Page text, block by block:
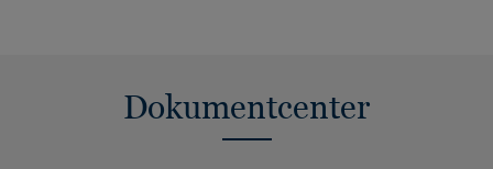
Dokumentcenter